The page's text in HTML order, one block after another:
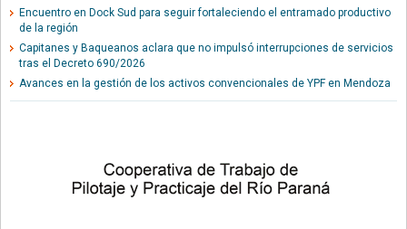
Encuentro en Dock Sud para seguir fortaleciendo el entramado productivo
de la región
Capitanes y Baqueanos aclara que no impulsó interrupciones de servicios
tras el Decreto 690/2026
Avances en la gestión de los activos convencionales de YPF en Mendoza